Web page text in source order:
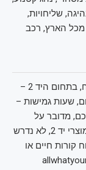
שליחויות,
מכל הארץ, רכב
דרושים דרושות לעבודה בשירות לקוחות קל ונוח, בתחום היד 2 –
שעות גמישות –
מדובר על
מענה טלפוני ופיזי ללקוחות המעוניינים לקחת מוצרי יד 2, לא נדרש
ניתן לשלוח קורות חיים או